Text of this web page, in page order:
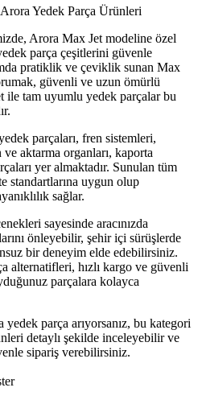
Yedek Parça Ürünleri
Arora Max Jet modeline özel
parça çeşitlerini güvenle
pratiklik ve çeviklik sunan Max
güvenli ve uzun ömürlü
ile tam uyumlu yedek parçalar bu
parçaları, fren sistemleri,
aktarma organları, kaporta
yer almaktadır. Sunulan tüm
standartlarına uygun olup
sağlar.
sayesinde aracınızda
önleyebilir, şehir içi sürüşlerde
bir deneyim elde edebilirsiniz.
alternatifleri, hızlı kargo ve güvenli
parçalara kolayca
parça arıyorsanız, bu kategori
detaylı şekilde inceleyebilir ve
sipariş verebilirsiniz.